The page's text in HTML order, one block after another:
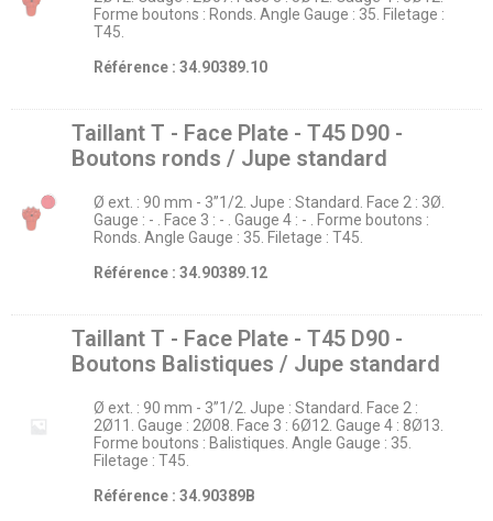
Forme boutons : Ronds. Angle Gauge : 35. Filetage :
T45.
Référence : 34.90389.10
Taillant T - Face Plate - T45 D90 -
Boutons ronds / Jupe standard
Ø ext. : 90 mm - 3’’1/2. Jupe : Standard. Face 2 : 3Ø.
Gauge : - . Face 3 : - . Gauge 4 : - . Forme boutons :
Ronds. Angle Gauge : 35. Filetage : T45.
Référence : 34.90389.12
Taillant T - Face Plate - T45 D90 -
Boutons Balistiques / Jupe standard
Ø ext. : 90 mm - 3’’1/2. Jupe : Standard. Face 2 :
2Ø11. Gauge : 2Ø08. Face 3 : 6Ø12. Gauge 4 : 8Ø13.
Forme boutons : Balistiques. Angle Gauge : 35.
Filetage : T45.
Référence : 34.90389B